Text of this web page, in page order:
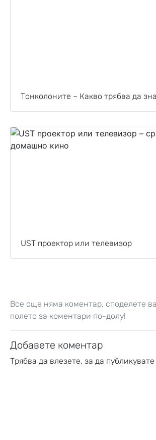
Тонколоните – Какво трябва да
UST проектор или телевизор
Все още няма коментар, споделете
полето за коментари по-долу!
Добавете коментар
Трябва да влезете, за да